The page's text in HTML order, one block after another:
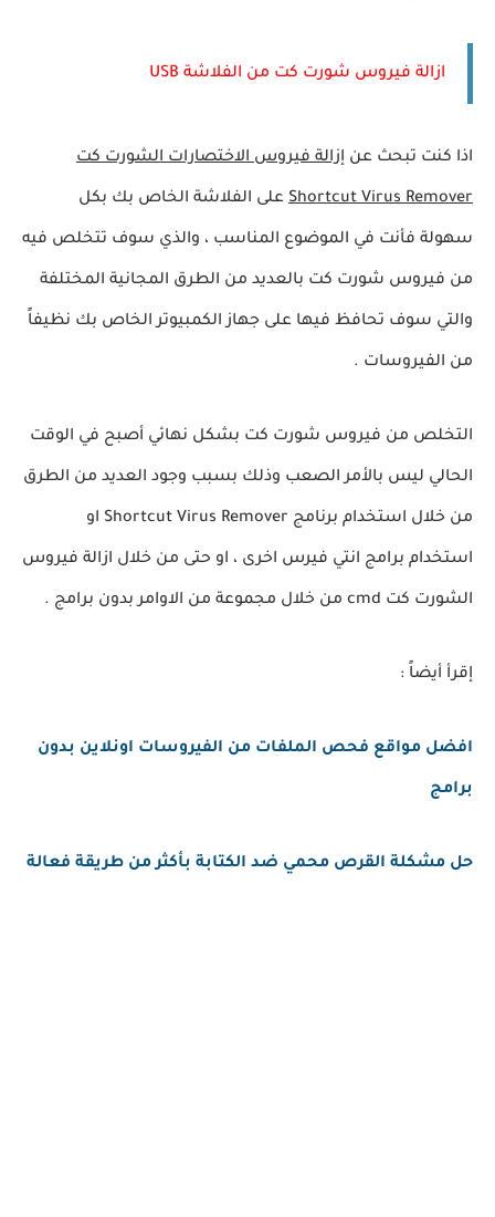
ازالة فيروس شورت كت من الفلاشة USB
اذا كنت تبحث عن إزالة فيروس الاختصارات الشورت كت
Shortcut Virus Remover على الفلاشة الخاص بك بكل
سهولة فأنت في الموضوع المناسب ، والذي سوف تتخلص فيه
من فيروس شورت كت بالعديد من الطرق المجانية المختلفة
والتي سوف تحافظ فيها على جهاز الكمبيوتر الخاص بك نظيفاً
من الفيروسات .
التخلص من فيروس شورت كت بشكل نهائي أصبح في الوقت
الحالي ليس بالأمر الصعب وذلك بسبب وجود العديد من الطرق
من خلال استخدام برنامج Shortcut Virus Remover او
استخدام برامج انتي فيرس اخرى ، او حتى من خلال ازالة فيروس
الشورت كت cmd من خلال مجموعة من الاوامر بدون برامج .
إقرأ أيضاً :
افضل مواقع فحص الملفات من الفيروسات اونلاين بدون
برامج
حل مشكلة القرص محمي ضد الكتابة بأكثر من طريقة فعالة